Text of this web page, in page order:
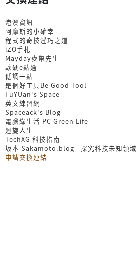
港澳資訊
阿摩斯的小確幸
程式的奇技淫巧之道
iZO手札
Mayday麥帶先生
軟硬e點通
低調一點
是個好工具Be Good Tool
FuYUan's Space
英文練習網
Spaceack's Blog
電腦綠生活 PC Green Life
迴旋人生
TechXG 科技指南
坂本 Sakamoto.blog - 探究科技未知領域
申請交換連結